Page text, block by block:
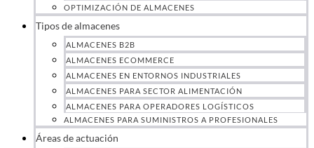
OPTIMIZACIÓN DE ALMACENES
Tipos de almacenes
ALMACENES B2B
ALMACENES ECOMMERCE
ALMACENES EN ENTORNOS INDUSTRIALES
ALMACENES PARA SECTOR ALIMENTACIÓN
ALMACENES PARA OPERADORES LOGÍSTICOS
ALMACENES PARA SUMINISTROS A PROFESIONALES
Áreas de actuación